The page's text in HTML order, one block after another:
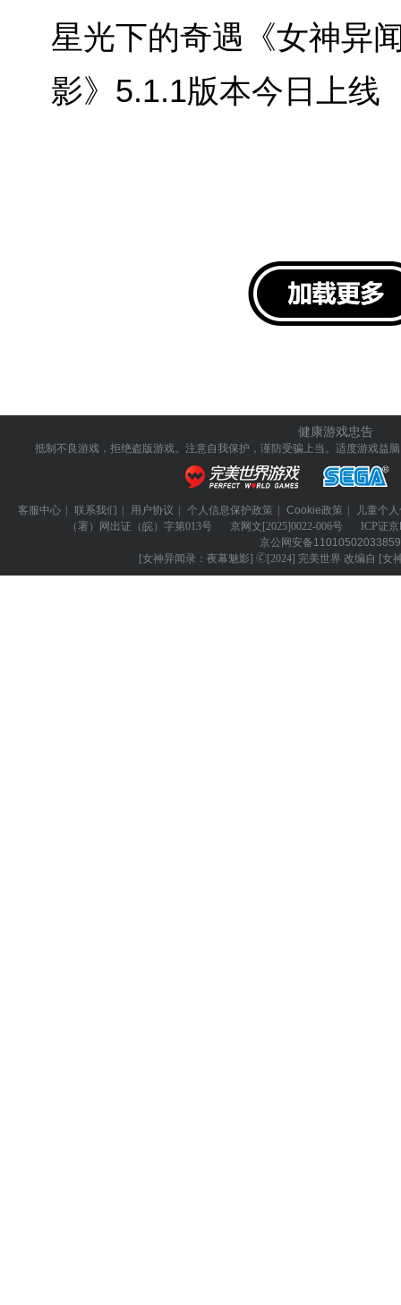
星光下的奇遇《女神异
影》5.1.1版本今日上线
健康游戏忠告
抵制不良游戏，拒绝盗版游戏。注意自我保护，谨防受骗上当。 适度游戏益
客服中心 联系我们 用户协议 个人信息保护政策 Cookie政策
儿童个
（署）网出证（皖）字第013号
京网文 [2025]0022-006号 ICP证
京公网安备
[女神异闻录：夜幕魅影] 🄫[2024] 完美世界 改编自 [女